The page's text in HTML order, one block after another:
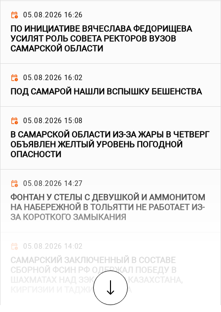
05.08.2026 16:26
ПО ИНИЦИАТИВЕ ВЯЧЕСЛАВА ФЕДОРИЩЕВА
УСИЛЯТ РОЛЬ СОВЕТА РЕКТОРОВ ВУЗОВ
САМАРСКОЙ ОБЛАСТИ
05.08.2026 16:02
ПОД САМАРОЙ НАШЛИ ВСПЫШКУ БЕШЕНСТВА
05.08.2026 15:08
В САМАРСКОЙ ОБЛАСТИ ИЗ-ЗА ЖАРЫ В ЧЕТВЕРГ
ОБЪЯВЛЕН ЖЕЛТЫЙ УРОВЕНЬ ПОГОДНОЙ
ОПАСНОСТИ
05.08.2026 14:27
ФОНТАН У СТЕЛЫ С ДЕВУШКОЙ И АММОНИТОМ
НА НАБЕРЕЖНОЙ В ТОЛЬЯТТИ НЕ РАБОТАЕТ ИЗ-
ЗА КОРОТКОГО ЗАМЫКАНИЯ
05.08.2026 14:02
САМАРСКИЙ ЗАКЛЮЧЕННЫЙ В СОСТАВЕ
СБОРНОЙ ФСИН РФ ОДЕРЖАЛ ПОБЕДУ В
ШАХМАТАХ НАД ЗЭКАМИ ИЗ КАЗАХСТАНА,
КИРГИЗИИ И ТАДЖИКИСТАНА